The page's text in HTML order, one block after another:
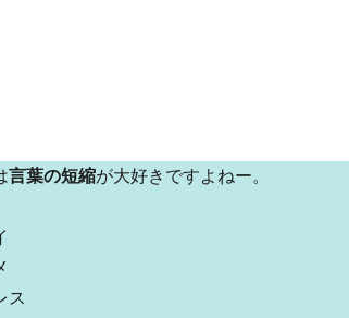
言葉の短縮が大好きですよねー。
ス